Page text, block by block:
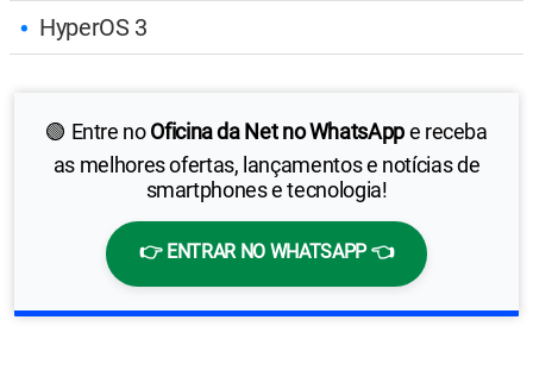
HyperOS 3
🟢 Entre noOficina da Net no WhatsAppe receba
as melhores ofertas, lançamentos e notícias de
smartphones e tecnologia!
👉 ENTRAR NO WHATSAPP 👈